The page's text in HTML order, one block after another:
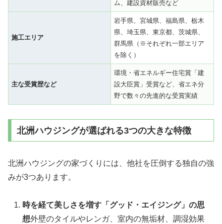
ム、建設資材販売など
施工エリア
岩手県、宮城県、福島県、栃木
県、埼玉県、東京都、茨城県、
群馬県（※それぞれ一部エリア
を除く）
主な受賞歴など
環境・省エネルギー住宅賞「建
設大臣賞」受賞など、省エネ分
野で数々の先進的な受賞実績
北洲ハウジングが選ばれる3つの大きな特徴
北洲ハウジングの家づくりには、他社を圧倒する独自の強
みが3つあります。
時を経て美しさを増す「グッド・エイジング」の思
想外壁のタイルやレンガ、室内の無垢材、調湿効果